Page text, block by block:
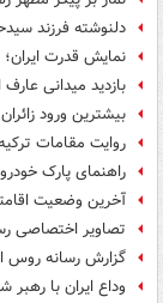
دلنوشته فرزند
نمایش قدرت
بازدید میدانی
بیشترین ورود
روایت مقامات
راهنمای پارک
آخرین وضعیت
تصاویر اختصاصی
گزارش رسانه روس
وداع ایران با رهبر